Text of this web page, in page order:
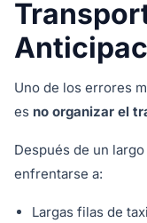
Uno de los errores
es no organizar el
Después de un
enfrentarse a:
Largas filas de taxi